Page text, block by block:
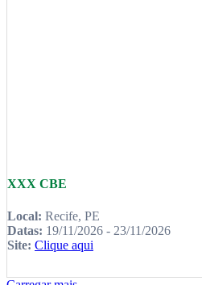
XXX CBE
Local: Recife, PE
Datas: 19/11/2026 - 23/11/2026
Site: Clique aqui